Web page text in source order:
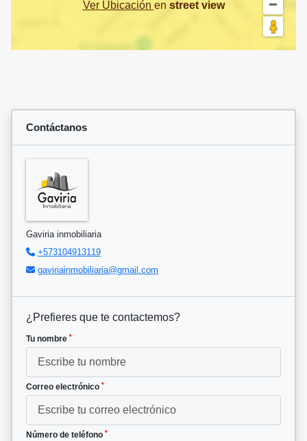
Ver Ubicación en street view
Contáctanos
Gaviria inmobiliaria
+573104913119
gaviriainmobiliaria@gmail.com
¿Prefieres que te contactemos?
Tu nombre *
Correo electrónico *
Número de teléfono *